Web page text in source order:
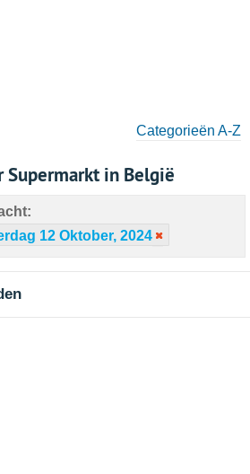
Categorieën A-Z
Supermarkt in België
12 Oktober, 2024